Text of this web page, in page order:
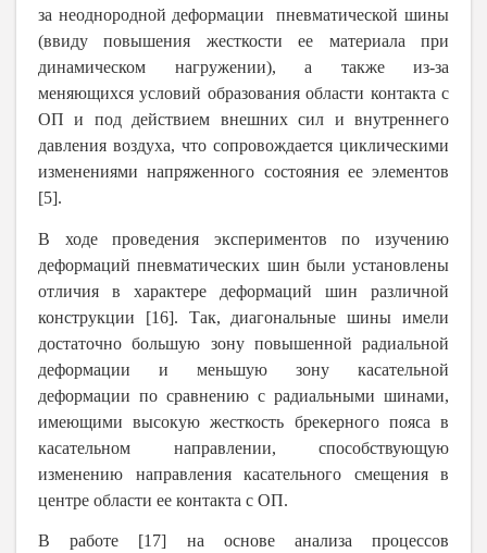
за неоднородной деформации пневматической шины
(ввиду повышения жесткости ее материала при
динамическом нагружении), а также из-за
меняющихся условий образования области контакта с
ОП и под действием внешних сил и внутреннего
давления воздуха, что сопровождается циклическими
изменениями напряженного состояния ее элементов
[5].
В ходе проведения экспериментов по изучению
деформаций пневматических шин были установлены
отличия в характере деформаций шин различной
конструкции [16]. Так, диагональные шины имели
достаточно большую зону повышенной радиальной
деформации и меньшую зону касательной
деформации по сравнению с радиальными шинами,
имеющими высокую жесткость брекерного пояса в
касательном направлении, способствующую
изменению направления касательного смещения в
центре области ее контакта с ОП.
В работе [17] на основе анализа процессов